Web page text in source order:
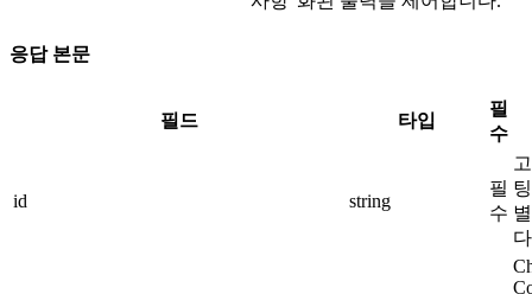
응답 본문
필드 타입
필
수
id string
필
수